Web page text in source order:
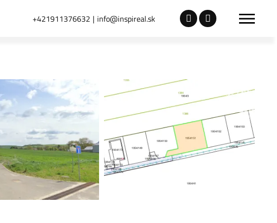
+421911376632 info@inspireal.sk